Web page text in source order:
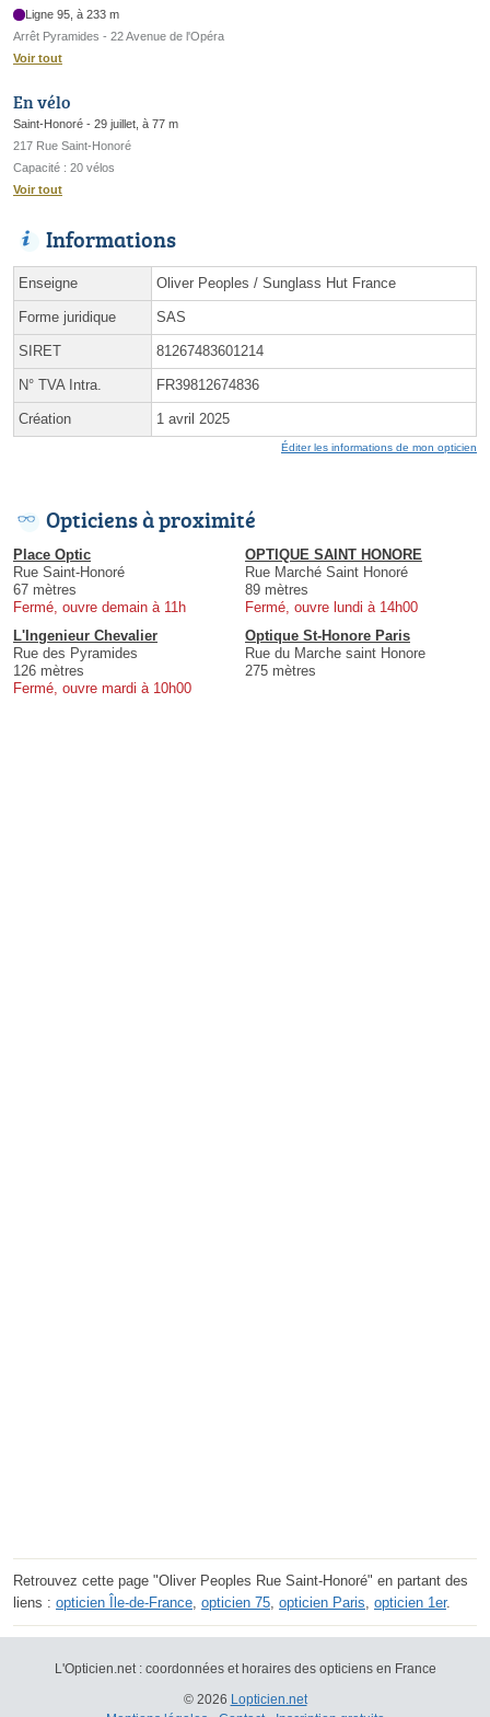
Ligne 95, à 233 m
Arrêt Pyramides - 22 Avenue de l'Opéra
Voir tout
En vélo
Saint-Honoré - 29 juillet, à 77 m
217 Rue Saint-Honoré
Capacité : 20 vélos
Voir tout
Informations
Enseigne Oliver Peoples / Sunglass Hut France
Forme juridique SAS
SIRET 81267483601214
N° TVA Intra. FR39812674836
Création 1 avril 2025
Éditer les informations de mon opticien
Opticiens à proximité
Place Optic
Rue Saint-Honoré
67 mètres
Fermé, ouvre demain à 11h
OPTIQUE SAINT HONORE
Rue Marché Saint Honoré
89 mètres
Fermé, ouvre lundi à 14h00
L'Ingenieur Chevalier
Rue des Pyramides
126 mètres
Fermé, ouvre mardi à 10h00
Optique St-Honore Paris
Rue du Marche saint Honore
275 mètres
Retrouvez cette page "Oliver Peoples Rue Saint-Honoré" en partant des
liens : opticien Île-de-France opticien 75 opticien Paris opticien 1er.
L'Opticien.net : coordonnées et horaires des opticiens en France
© 2026 Lopticien.net